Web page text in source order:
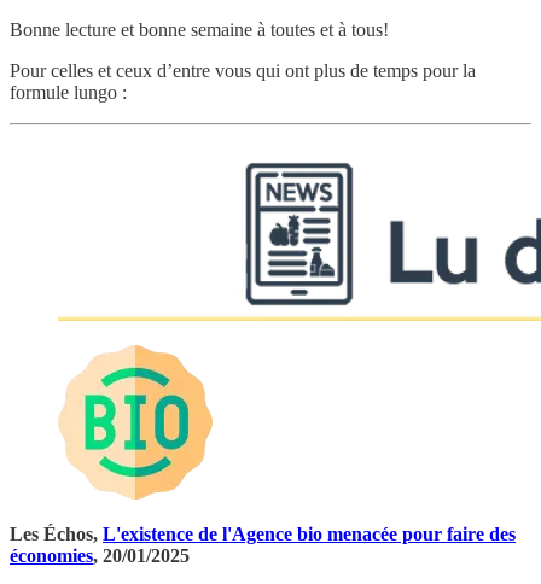
Bonne lecture et bonne semaine à toutes et à tous!
Pour celles et ceux d’entre vous qui ont plus de temps pour la
formule lungo :
Les Échos, L'existence de l'Agence bio menacée pour faire des
économies, 20/01/2025